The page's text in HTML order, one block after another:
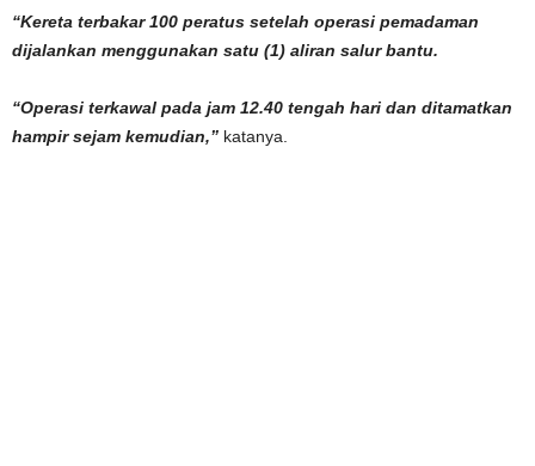
“Kereta terbakar 100 peratus setelah operasi pemadaman
dijalankan menggunakan satu (1) aliran salur bantu.
“Operasi terkawal pada jam 12.40 tengah hari dan ditamatkan
hampir sejam kemudian,” katanya.